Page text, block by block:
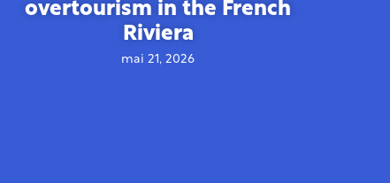
overtourism in the French
Riviera
mai 21, 2026